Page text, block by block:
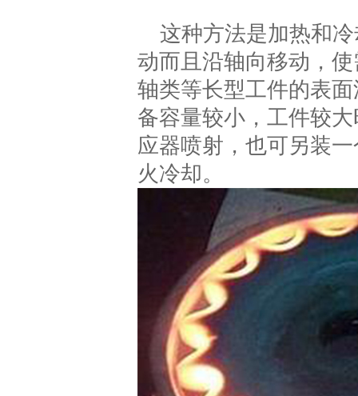
这种方法是加热和
动而且沿轴向移动，
轴类等长型工件的表
备容量较小，工件较
应器喷射，也可另装
火冷却。